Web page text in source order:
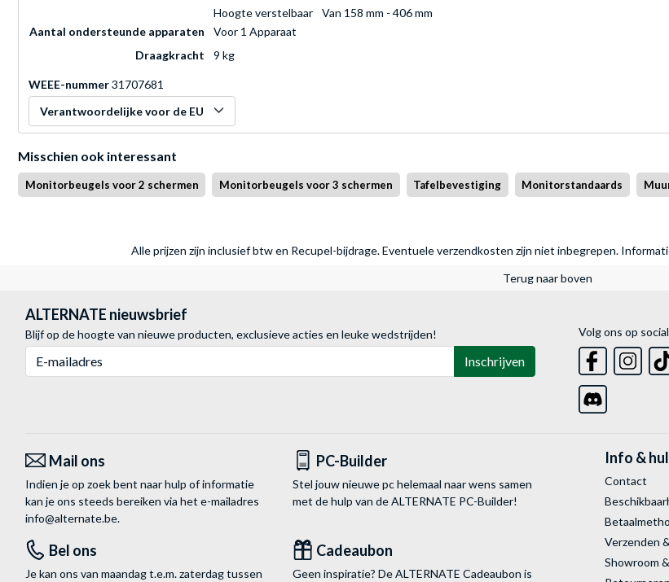
Hoogte verstelbaar
Van 158 mm - 406 mm
Aantal ondersteunde apparaten
Voor 1 Apparaat
Draagkracht
9 kg
WEEE-nummer31707681
Verantwoordelijke voor de EU
Misschien ook interessant
Monitorbeugels voor 2 schermen Monitorbeugels voor 3 schermen Tafelbevestiging Monitorstandaards
Alle prijzen zijn inclusief btw en Recupel-bijdrage. Eventuele verzendkosten zijn niet inbegrepen.
Terug naar boven
ALTERNATE nieuwsbrief
Blijf op de hoogte van nieuwe producten, exclusieve acties en leuke wedstrijden!
Inschrijven
Volg ons op
Mail ons
Indien je op zoek bent naar hulp of informatie
kan je ons steeds bereiken via het e-mailadres
info@alternate.be.
PC-Builder
Stel jouw nieuwe pc helemaal naar wens samen
met de hulp van de ALTERNATE PC-Builder!
Bel ons
Je kan ons van maandag t.e.m. zaterdag tussen
Cadeaubon
Geen inspiratie? De ALTERNATE Cadeaubon is
Info &
Contact
Verzenden
Showroom